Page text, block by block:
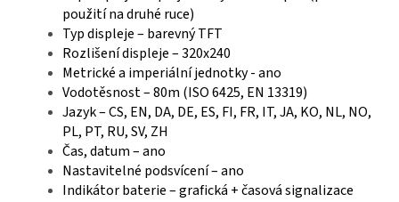
použití na druhé ruce)
Typ displeje – barevný TFT
Rozlišení displeje – 320x240
Metrické a imperiální jednotky - ano
Vodotěsnost – 80m (ISO 6425, EN 13319)
Jazyk – CS, EN, DA, DE, ES, FI, FR, IT, JA, KO, NL, NO,
PL, PT, RU, SV, ZH
Čas, datum – ano
Nastavitelné podsvícení – ano
Indikátor baterie – grafická + časová signalizace